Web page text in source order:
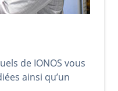
de IONOS vous
ainsi qu’un